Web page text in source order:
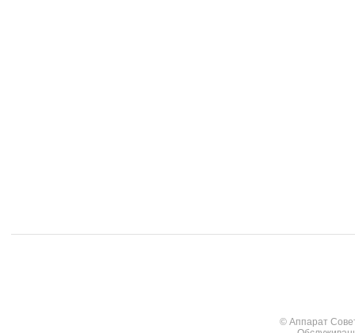
© Аппарат